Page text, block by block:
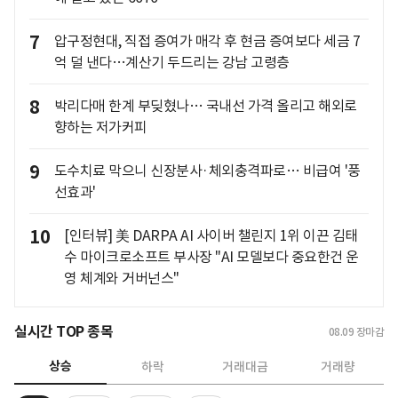
7
압구정현대, 직접 증여가 매각 후 현금 증여보다 세금 7
억 덜 낸다…계산기 두드리는 강남 고령층
8
박리다매 한계 부딪혔나… 국내선 가격 올리고 해외로
향하는 저가커피
9
도수치료 막으니 신장분사·체외충격파로… 비급여 '풍
선효과'
10
[인터뷰] 美 DARPA AI 사이버 챌린지 1위 이끈 김태
수 마이크로소프트 부사장 "AI 모델보다 중요한건 운
영 체계와 거버넌스"
실시간 TOP 종목 08.09 장마감
상승 하락 거래대금 거래량